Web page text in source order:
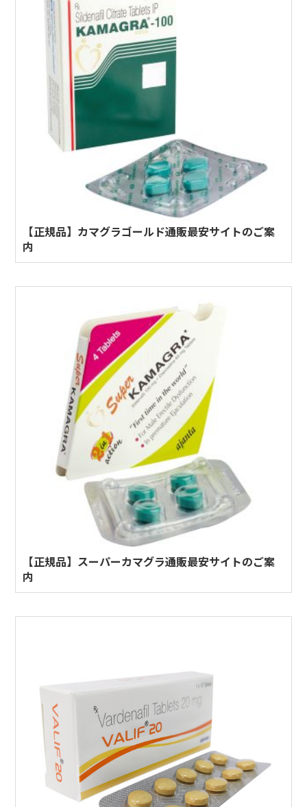
【正規品】カマグラゴールド通販最安サイトのご案
内
【正規品】スーパーカマグラ通販最安サイトのご案
内